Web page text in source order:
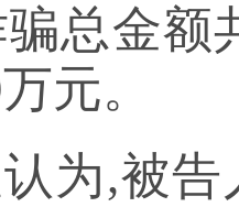
总金额
元。
为,被